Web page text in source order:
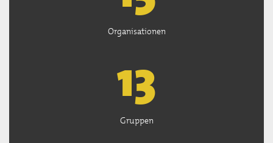
Organisationen
13
Gruppen